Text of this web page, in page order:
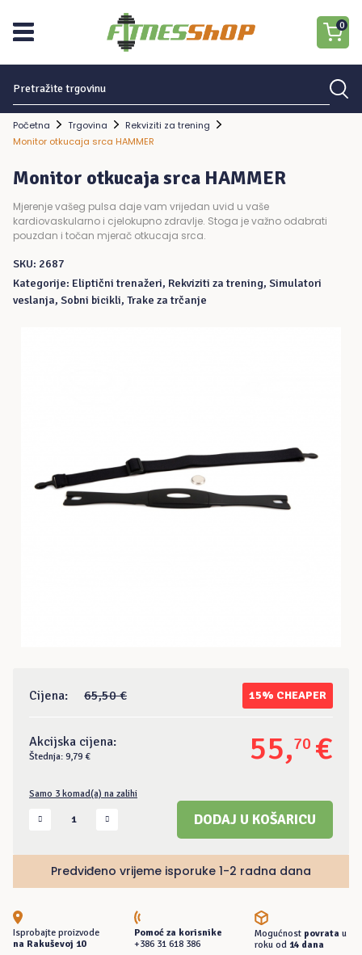
0
Početna Trgovina
Rekviziti za trening
Monitor otkucaja srca HAMMER
Monitor otkucaja srca HAMMER
Mjerenje vašeg pulsa daje vam vrijedan uvid u vaše
kardiovaskularno i cjelokupno zdravlje. Stoga je važno odabrati
pouzdan i točan mjerač otkucaja srca.
SKU: 2687
Kategorije: Eliptični trenažeri, Rekviziti za trening, Simulatori
veslanja, Sobni bicikli, Trake za trčanje
Cijena: 65,50 € 15% CHEAPER
Akcijska cijena:
Štednja: 9,79 € 55,70 €
Samo 3 komad(a) na zalihi
Monitor
HAMMER
količina
DODAJ U KOŠARICU
Predviđeno vrijeme isporuke 1-2 radna dana
Isprobajte proizvode
na Rakuševoj 10
Pomoć za korisnike
+386 31 618 386
Mogućnost povrata u
roku od14 dana